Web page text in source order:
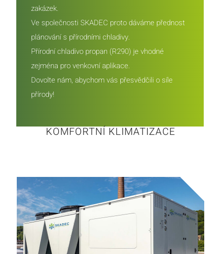
zakázek.
Ve společnosti SKADEC proto dáváme přednost
plánování s přírodními chladivy.
Přírodní chladivo propan (R290) je vhodné
zejména pro venkovní aplikace.
Dovolte nám, abychom vás přesvědčili o síle
přírody!
KOMFORTNÍ KLIMATIZACE